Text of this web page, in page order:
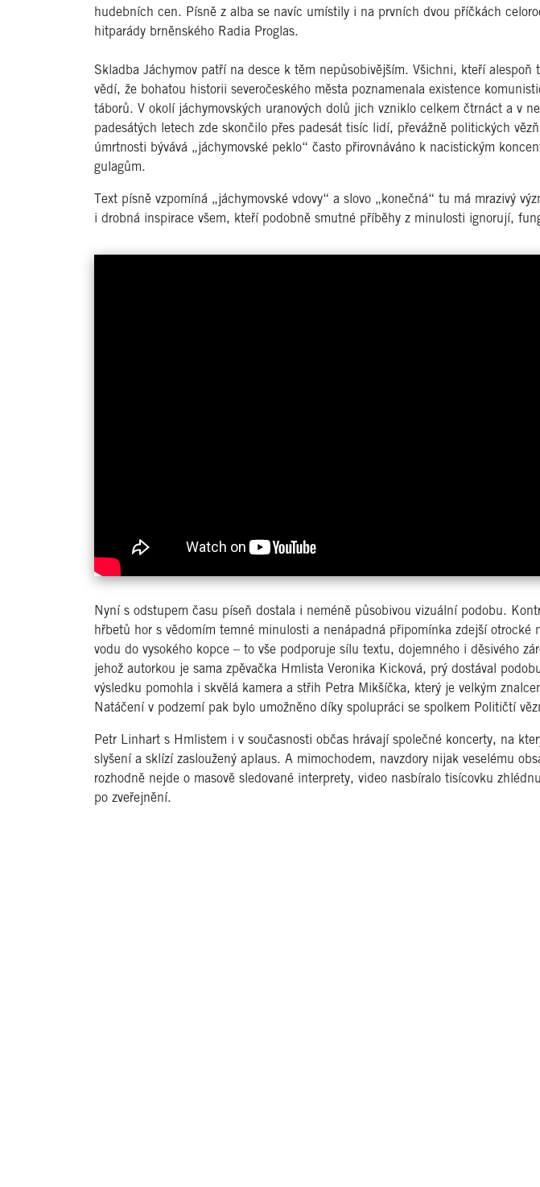
hudebních cen. Písně z alba se navíc umístily i na prvních dvou příčkách
hitparády brněnského Radia Proglas.
Skladba Jáchymov patří na desce k těm nepůsobivějším. Všichni, kteří alespoň
vědí, že bohatou historii severočeského města poznamenala existence
táborů. V okolí jáchymovských uranových dolů jich vzniklo celkem čtrnáct a v
padesátých letech zde skončilo přes padesát tisíc lidí, převážně politických
úmrtnosti bývává „jáchymovské peklo“ často přirovnáváno k nacistickým
gulagům.
Text písně vzpomíná „jáchymovské vdovy“ a slovo „konečná“ tu má mrazivý
i drobná inspirace všem, kteří podobně smutné příběhy z minulosti ignorují,
Nyní s odstupem času píseň dostala i neméně působivou vizuální podobu.
hřbetů hor s vědomím temné minulosti a nenápadná připomínka zdejší otrocké
vodu do vysokého kopce – to vše podporuje sílu textu, dojemného i děsivého
jehož autorkou je sama zpěvačka Hmlista Veronika Kicková, prý dostával
výsledku pomohla i skvělá kamera a střih Petra Mikšíčka, který je velkým
Natáčení v podzemí pak bylo umožněno díky spolupráci se spolkem Političtí
Petr Linhart s Hmlistem i v současnosti občas hrávají společné koncerty, na
slyšení a sklízí zasloužený aplaus. A mimochodem, navzdory nijak veselému
rozhodně nejde o masově sledované interprety, video nasbíralo tisícovku
po zveřejnění.